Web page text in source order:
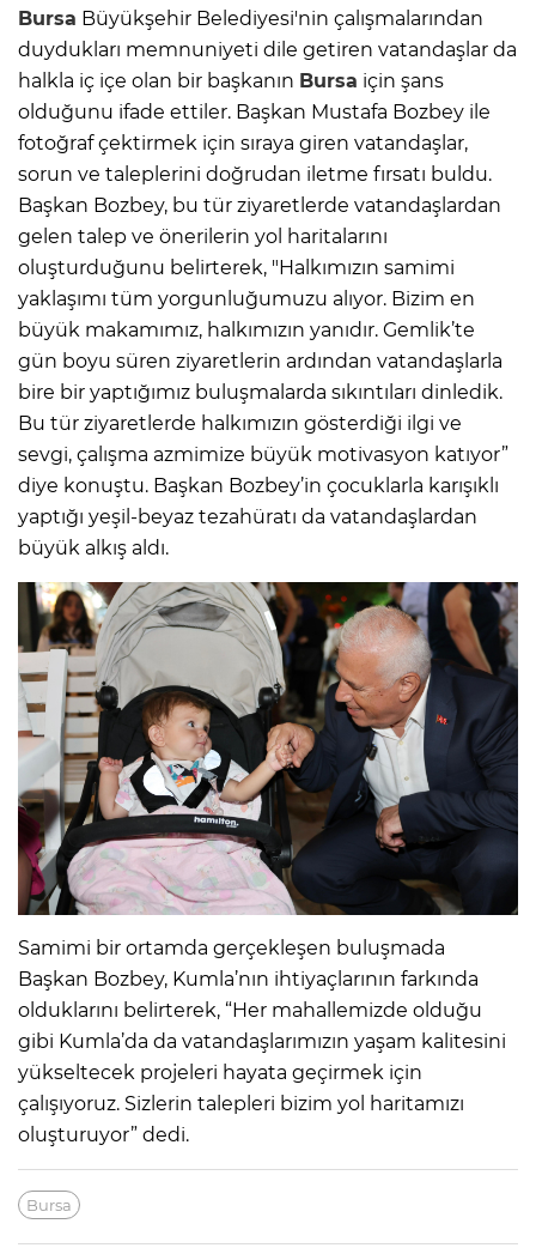
Bursa Büyükşehir Belediyesi'nin çalışmalarından
duydukları memnuniyeti dile getiren vatandaşlar da
halkla iç içe olan bir başkanın Bursa için şans
olduğunu ifade ettiler. Başkan Mustafa Bozbey ile
fotoğraf çektirmek için sıraya giren vatandaşlar,
sorun ve taleplerini doğrudan iletme fırsatı buldu.
Başkan Bozbey, bu tür ziyaretlerde vatandaşlardan
gelen talep ve önerilerin yol haritalarını
oluşturduğunu belirterek, "Halkımızın samimi
yaklaşımı tüm yorgunluğumuzu alıyor. Bizim en
büyük makamımız, halkımızın yanıdır. Gemlik’te
gün boyu süren ziyaretlerin ardından vatandaşlarla
bire bir yaptığımız buluşmalarda sıkıntıları dinledik.
Bu tür ziyaretlerde halkımızın gösterdiği ilgi ve
sevgi, çalışma azmimize büyük motivasyon katıyor”
diye konuştu. Başkan Bozbey’in çocuklarla karışıklı
yaptığı yeşil-beyaz tezahüratı da vatandaşlardan
büyük alkış aldı.
Samimi bir ortamda gerçekleşen buluşmada
Başkan Bozbey, Kumla’nın ihtiyaçlarının farkında
olduklarını belirterek, “Her mahallemizde olduğu
gibi Kumla’da da vatandaşlarımızın yaşam kalitesini
yükseltecek projeleri hayata geçirmek için
çalışıyoruz. Sizlerin talepleri bizim yol haritamızı
oluşturuyor” dedi.
Bursa